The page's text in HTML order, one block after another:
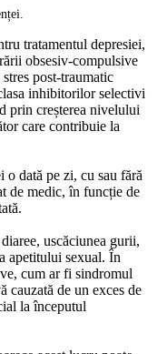
tratamentul depresiei,
obsesiv-compulsive
post-traumatic
inhibitorilor selectivi
prin creșterea nivelului
care contribuie la
o dată pe zi, cu sau fără
de medic, în funcție de
uscăciunea gurii,
apetitului sexual. În
cum ar fi sindromul
cauzată de un exces de
la începutul